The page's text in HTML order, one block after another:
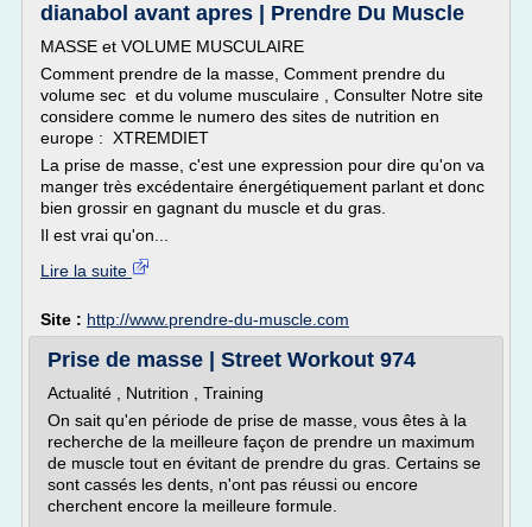
dianabol avant apres | Prendre Du Muscle
MASSE et VOLUME MUSCULAIRE
Comment prendre de la masse, Comment prendre du
volume sec et du volume musculaire , Consulter Notre site
considere comme le numero des sites de nutrition en
europe : XTREMDIET
La prise de masse, c'est une expression pour dire qu'on va
manger très excédentaire énergétiquement parlant et donc
bien grossir en gagnant du muscle et du gras.
Il est vrai qu'on...
Lire la suite
Site : http://www.prendre-du-muscle.com
Prise de masse | Street Workout 974
Actualité , Nutrition , Training
On sait qu'en période de prise de masse, vous êtes à la
recherche de la meilleure façon de prendre un maximum
de muscle tout en évitant de prendre du gras. Certains se
sont cassés les dents, n'ont pas réussi ou encore
cherchent encore la meilleure formule.